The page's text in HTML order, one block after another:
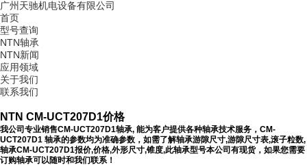
广州天驰机电设备有限公司
首页
型号查询
NTN轴承
NTN新闻
应用领域
关于我们
联系我们
NTN CM-UCT207D1价格
我公司专业销售CM-UCT207D1轴承, 能为客户提供各种轴承技术服务，CM-
UCT207D1 轴承的参数均为准确参数，如需了解轴承游隙尺寸,游隙尺寸表,滚子粒数,
轴承CM-UCT207D1报价,价格,外形尺寸,锥度,此轴承型号本公司有现货，如果您需要
订购轴承可以随时和我们联系！